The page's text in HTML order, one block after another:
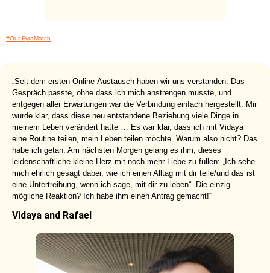
#Our FyraMatch
„Seit dem ersten Online-Austausch haben wir uns verstanden. Das
Gespräch passte, ohne dass ich mich anstrengen musste, und
entgegen aller Erwartungen war die Verbindung einfach hergestellt. Mir
wurde klar, dass diese neu entstandene Beziehung viele Dinge in
meinem Leben verändert hatte … Es war klar, dass ich mit Vidaya
eine Routine teilen, mein Leben teilen möchte. Warum also nicht? Das
habe ich getan. Am nächsten Morgen gelang es ihm, dieses
leidenschaftliche kleine Herz mit noch mehr Liebe zu füllen: „Ich sehe
mich ehrlich gesagt dabei, wie ich einen Alltag mit dir teile/und das ist
eine Untertreibung, wenn ich sage, mit dir zu leben“. Die einzig
mögliche Reaktion? Ich habe ihm einen Antrag gemacht!“
Vidaya and Rafael